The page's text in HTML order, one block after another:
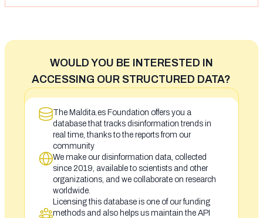
WOULD YOU BE INTERESTED IN
ACCESSING OUR STRUCTURED DATA?
The Maldita.es Foundation offers you a
database that tracks disinformation trends in
real time, thanks to the reports from our
community
We make our disinformation data, collected
since 2019, available to scientists and other
organizations, and we collaborate on research
worldwide.
Licensing this database is one of our funding
methods and also helps us maintain the API